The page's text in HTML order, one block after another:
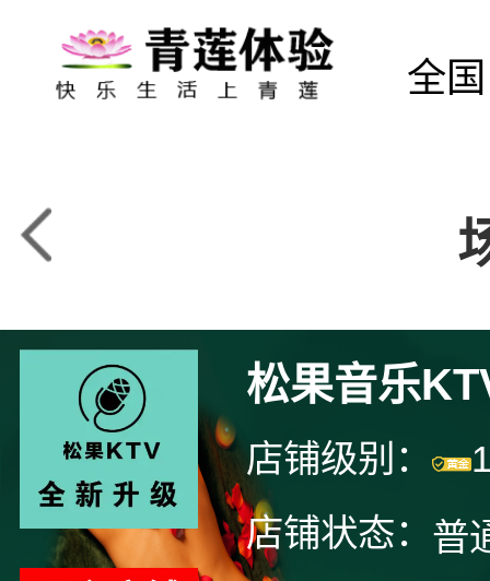
全国
松果音乐
店铺级别：
店铺状态： 普